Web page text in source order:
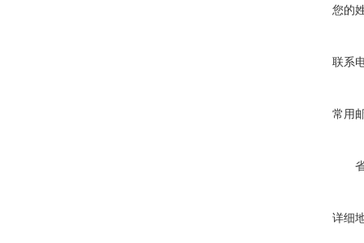
您的
联系
常用
详细